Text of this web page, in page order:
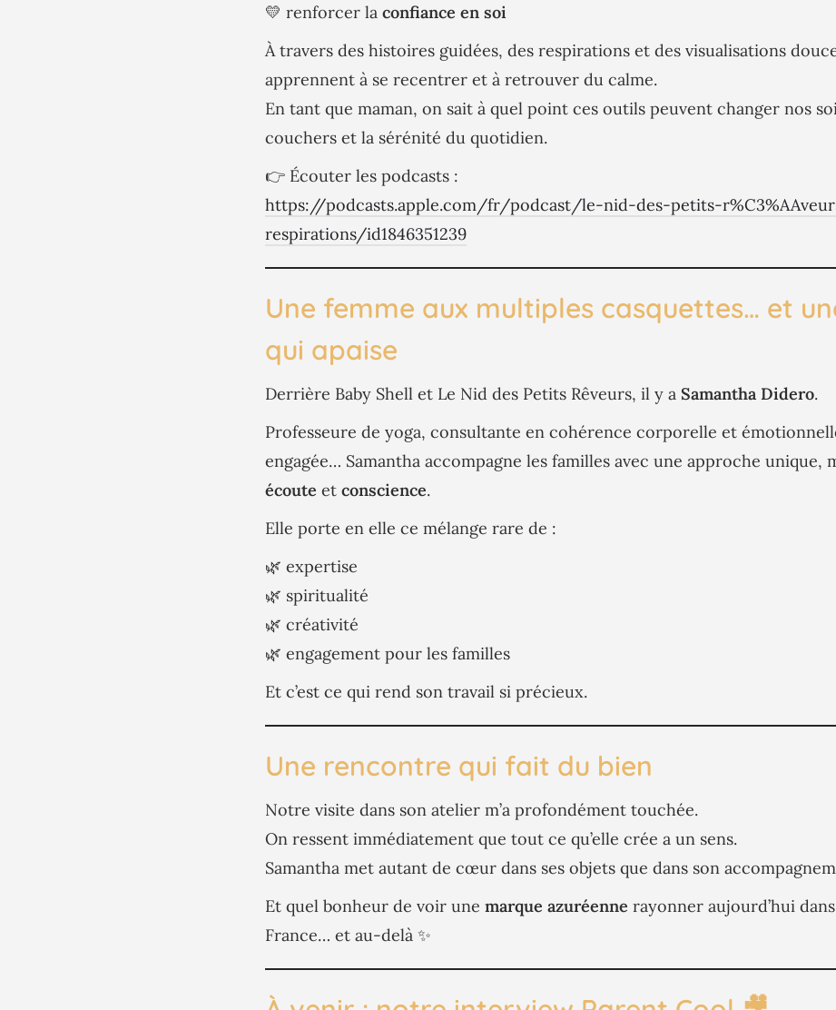
💛 renforcer la confiance en soi
À travers des histoires guidées, des respirations et des visualisations
apprennent à se recentrer et à retrouver du calme.
En tant que maman, on sait à quel point ces outils peuvent changer nos
couchers et la sérénité du quotidien.
👉 Écouter les podcasts :
https://podcasts.apple.com/fr/podcast/le-nid-des-petits-
respirations/id1846351239
Une femme aux multiples casquettes… et
qui apaise
Derrière Baby Shell et Le Nid des Petits Rêveurs, il y a Samantha Didero.
Professeure de yoga, consultante en cohérence corporelle et
engagée… Samantha accompagne les familles avec une approche unique,
écoute et conscience.
Elle porte en elle ce mélange rare de :
🌿 expertise
🌿 spiritualité
🌿 créativité
🌿 engagement pour les familles
Et c’est ce qui rend son travail si précieux.
Une rencontre qui fait du bien
Notre visite dans son atelier m’a profondément touchée.
On ressent immédiatement que tout ce qu’elle crée a un sens.
Samantha met autant de cœur dans ses objets que dans son
Et quel bonheur de voir une marque azuréenne rayonner aujourd’hui
France… et au-delà ✨